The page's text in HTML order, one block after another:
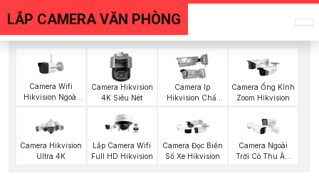
LẮP CAMERA VĂN PHÒNG
Camera Wifi
Hikvision Ngoài
Camera Hikvision
4K Siêu Nét
Camera Ip
Hikvision Chất
Camera Ống Kính
Zoom Hikvision
Camera Hikvision
Ultra 4K
Lắp Camera Wifi
Full HD Hikvision
Camera Đọc Biển
Số Xe Hikvision
Camera Ngoài
Trời Có Thu Âm